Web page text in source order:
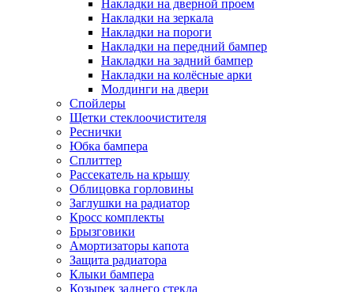
Накладки на дверной проем
Накладки на зеркала
Накладки на пороги
Накладки на передний бампер
Накладки на задний бампер
Накладки на колёсные арки
Молдинги на двери
Спойлеры
Щетки стеклоочистителя
Реснички
Юбка бампера
Сплиттер
Рассекатель на крышу
Облицовка горловины
Заглушки на радиатор
Кросс комплекты
Брызговики
Амортизаторы капота
Защита радиатора
Клыки бампера
Козырек заднего стекла